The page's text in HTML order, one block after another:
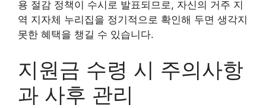
용 절감 정책이 수시로 발표되므로, 자신의 거주 지
역 지자체 누리집을 정기적으로 확인해 두면 생각지
못한 혜택을 챙길 수 있습니다.
지원금 수령 시 주의사항
과 사후 관리